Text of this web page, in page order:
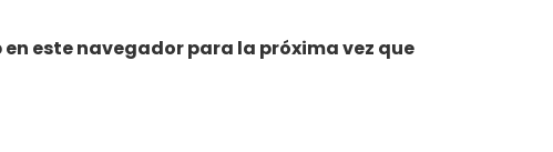
este navegador para la próxima vez que